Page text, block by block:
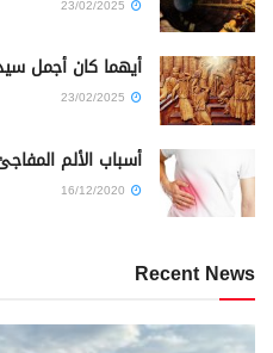
أيهما كان أجمل
أسباب الألم
Recent News